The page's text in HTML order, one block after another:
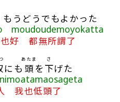
うどうでもよかった
moudoudemoyokatta
好 都無所謂了
にも 頭
あたま
を 下
さ
げた
我也低頭了